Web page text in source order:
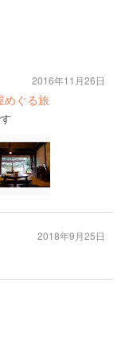
めぐる旅
2016年11月26日
2018年9月25日